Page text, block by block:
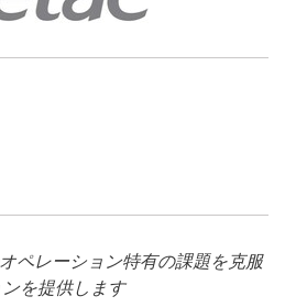
ペレーション特有の課題を克服
を提供します